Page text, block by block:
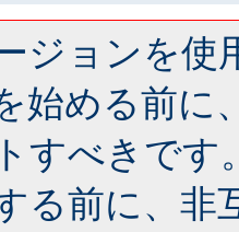
ジョンを使
始める前に
すべきです
る前に、非